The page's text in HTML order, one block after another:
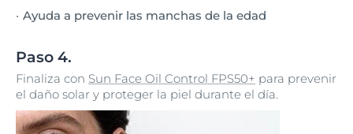
Ayuda a prevenir las manchas de la edad
Paso 4.
Finaliza con Sun Face Oil Control FPS50+ para prevenir
el daño solar y proteger la piel durante el día.